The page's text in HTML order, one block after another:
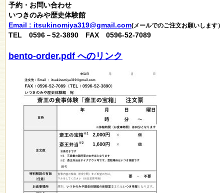
予約・お問い合わせ
いつきのみや歴史体験館
Email : itsukinomiya319@gmail.com(メールでのご注文お願いします）
TEL 0596－52-3890 FAX 0596-52-7089
bento-order.pdf へのリンク